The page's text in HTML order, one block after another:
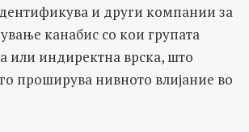
и други компании за
канабис со кои групата
или индиректна врска, што
проширува нивното влијание во